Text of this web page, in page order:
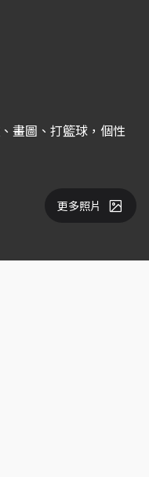
畫圖、打籃球，個性
更多照片